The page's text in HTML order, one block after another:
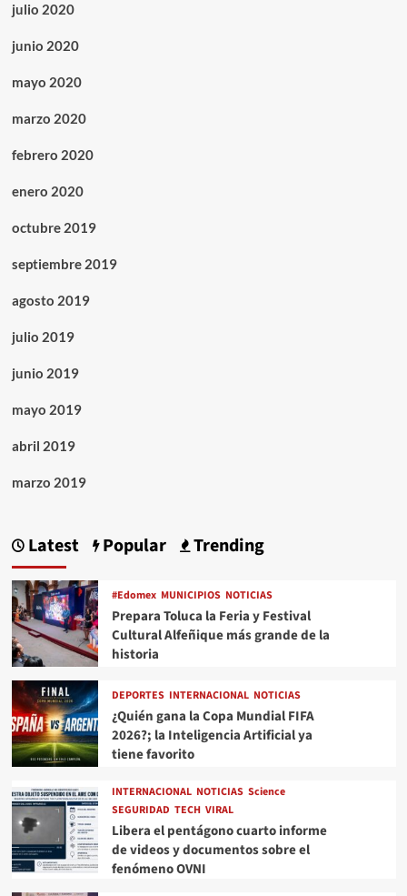
julio 2020
junio 2020
mayo 2020
marzo 2020
febrero 2020
enero 2020
octubre 2019
septiembre 2019
agosto 2019
julio 2019
junio 2019
mayo 2019
abril 2019
marzo 2019
Latest Popular Trending
#Edomex MUNICIPIOS NOTICIAS
Prepara Toluca la Feria y Festival
Cultural Alfeñique más grande de la
historia
DEPORTES INTERNACIONAL NOTICIAS
¿Quién gana la Copa Mundial FIFA
2026?; la Inteligencia Artificial ya
tiene favorito
INTERNACIONAL NOTICIAS Science
SEGURIDAD TECH VIRAL
Libera el pentágono cuarto informe
de videos y documentos sobre el
fenómeno OVNI